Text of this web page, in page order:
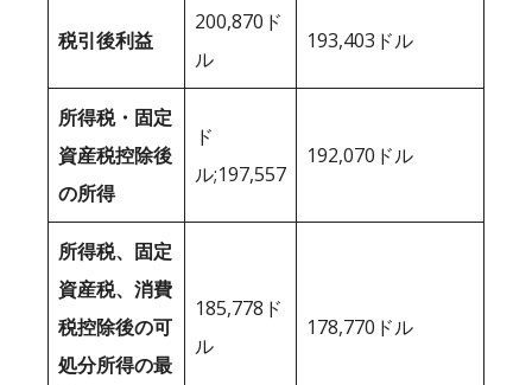
税引後利益
200,870ド
ル
193,403ドル
所得税・固定
資産税控除後
の所得
ド
ル;197,557
192,070ドル
所得税、固定
資産税、消費
税控除後の可
処分所得の最
185,778ド
ル
178,770ドル